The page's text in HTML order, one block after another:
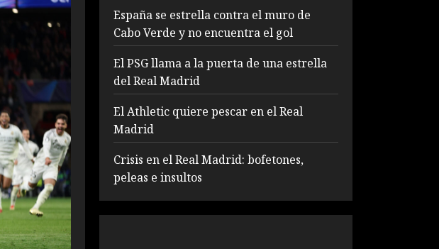
España se estrella contra el muro de
Cabo Verde y no encuentra el gol
El PSG llama a la puerta de una estrella
del Real Madrid
El Athletic quiere pescar en el Real
Madrid
Crisis en el Real Madrid: bofetones,
peleas e insultos